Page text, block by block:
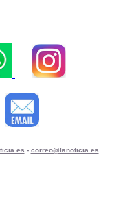
- correo@lanoticia.es